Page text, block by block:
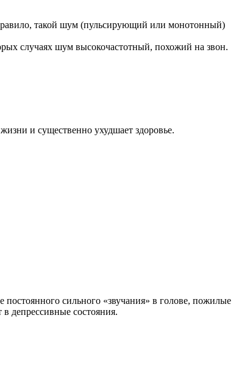
такой шум (пульсирующий или монотонный)
случаях шум высокочастотный, похожий на звон.
и существенно ухудшает здоровье.
постоянного сильного «звучания» в голове, пожилые
депрессивные состояния.